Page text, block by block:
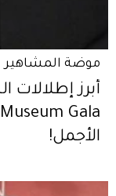
موضة المشاهير
الأجمل!